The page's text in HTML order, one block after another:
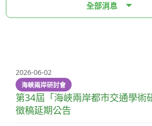
全部消息
2026-06-02
海峽兩岸研討會
第34屆「海峽兩岸都市交通學術
徵稿延期公告